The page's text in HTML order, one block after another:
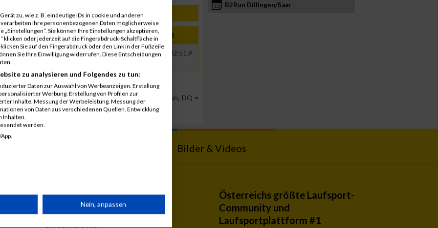
Jahr Nation Verein Net Brut
2016 AUT vs langenhart 00:02:48.0 00:02:51.9
Position, DNS = Did not start, DNF = Did not finish, DQ =
13 B2Run Dillingen/Saar
Bilder & Videos
Themen
Vienna City Marathon
Vienna Night Run
Österreichs größte Laufsport-
Community und
Laufsportplattform #1
zu, wie z. B. eindeutige IDs in cookie und anderen
Ihre personenbezogenen Daten möglicherweise
Sie können Ihre Einstellungen akzeptieren,
klicken oder jederzeit auf die Fingerabdruck-Schaltfläche in
Sie auf den Fingerabdruck oder den Link in der Fußzeile
Sie Ihre Einwilligung widerrufen. Diese Entscheidungen
zu analysieren und Folgendes zu tun:
Daten zur Auswahl von Werbeanzeigen. Erstellung
Werbung. Erstellung von Profilen zur
Inhalte. Messung der Werbeleistung. Messung der
von Daten aus verschiedenen Quellen. Entwicklung
Inhalten.
werden.
Nein, anpassen